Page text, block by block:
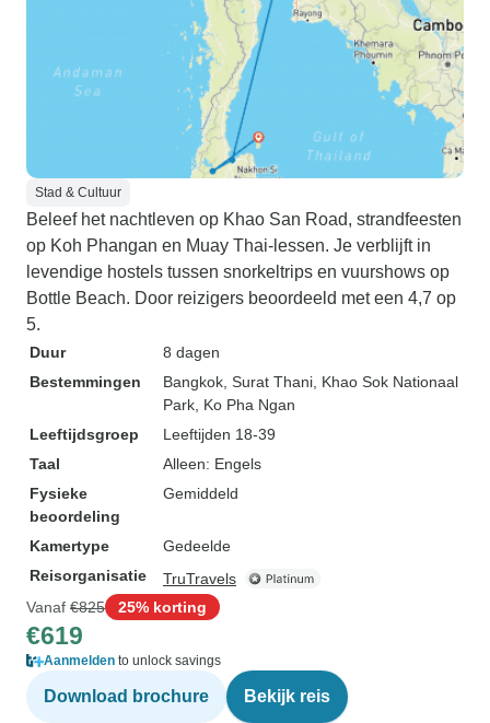
Stad & Cultuur
Beleef het nachtleven op Khao San Road, strandfeesten
op Koh Phangan en Muay Thai-lessen. Je verblijft in
levendige hostels tussen snorkeltrips en vuurshows op
Bottle Beach. Door reizigers beoordeeld met een 4,7 op
5.
Duur
8 dagen
Bestemmingen
Bangkok , Surat Thani , Khao Sok Nationaal
Park , Ko Pha Ngan
Leeftijdsgroep
Leeftijden 18-39
Taal
Alleen: Engels
Fysieke
beoordeling
Gemiddeld
Kamertype
Gedeelde
Reisorganisatie
TruTravels
Vanaf €825 25% korting
€619
Aanmelden to unlock savings
Download brochure Bekijk reis